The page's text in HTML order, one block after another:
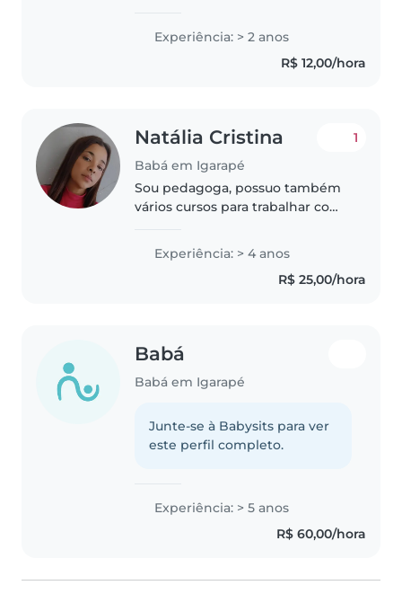
e crianças pequenas. Gosto de
ajudar com as tarefas da escola e
adoro atividades criativas..
Experiência: > 2 anos
R$ 12,00/hora
Natália Cristina
Babá em Igarapé
1
Sou pedagoga, possuo também
vários cursos para trabalhar com
Desenhos ,sou comunicativa e
amiga, sou responsável também.
Gosto de criança de ensinar..
Experiência: > 4 anos
R$ 25,00/hora
Babá
Babá em Igarapé
Junte-se à Babysits para ver
este perfil completo.
Experiência: > 5 anos
R$ 60,00/hora